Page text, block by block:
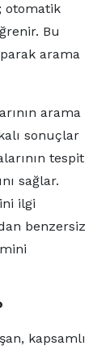
otomatik
Bu
arama
arama
sonuçlar
tespit
sağlar.
ilgi
benzersiz
kapsamlı